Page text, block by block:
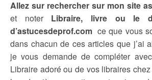
Allez sur rechercher sur mon site
et noter Libraire, livre ou le
d’astucesdeprof.com ce que vous
dans chacun de ces articles que j’ai
je vous demande de compléter
Libraire adoré ou de vos libraires